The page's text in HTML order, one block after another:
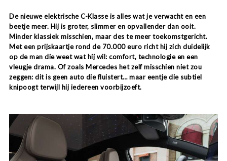
De nieuwe elektrische C-Klasse is alles wat je verwacht en een
beetje meer. Hij is groter, slimmer en opvallender dan ooit.
Minder klassiek misschien, maar des te meer toekomstgericht.
Met een prijskaartje rond de 70.000 euro richt hij zich duidelijk
op de man die weet wat hij wil: comfort, technologie en een
vleugje drama. Of zoals Mercedes het zelf misschien niet zou
zeggen: dit is geen auto die fluistert… maar eentje die subtiel
knipoogt terwijl hij iedereen voorbijzoeft.